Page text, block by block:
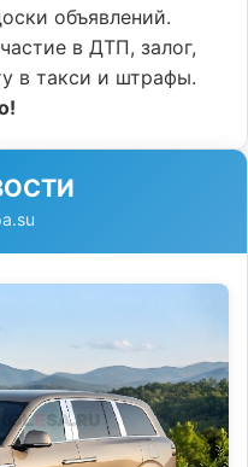
объявлений.
в ДТП, залог,
в такси и штрафы.